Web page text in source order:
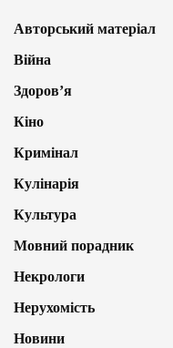
Авторський матеріал
Війна
Здоров’я
Кіно
Кримінал
Кулінарія
Культура
Мовний порадник
Некрологи
Нерухомість
Новини